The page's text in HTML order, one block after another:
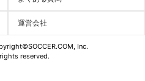
運営会社
Inc.
reserved.